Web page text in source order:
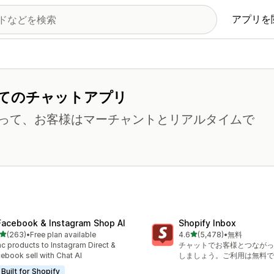
アプリ
のチャットアプリ
て、お客様はマーチャントとリアルタイムで
& Instagram Shop AI
つ星中
(263)
レビュー数：263件
•Free plan available
products to Instagram Direct &
sell with Chat AI
Built for Shopify
Shopify Inbox
4.65つ星中
(5,478)
合計レビュー数：5478件
•無料
チャットでお客様とつなが
しましょう。ご利用は無料